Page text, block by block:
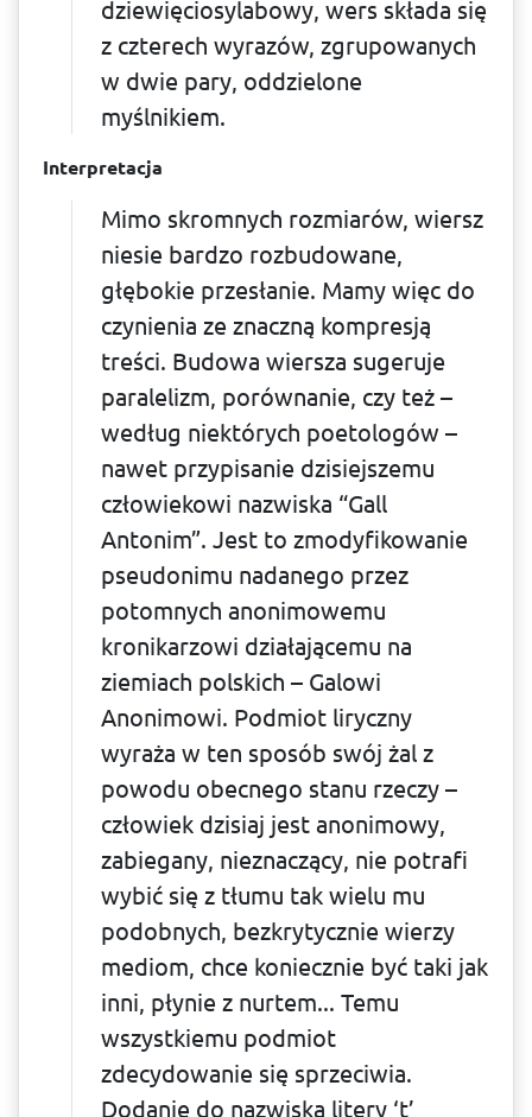
dziewięciosylabowy, wers składa się
z czterech wyrazów, zgrupowanych
w dwie pary, oddzielone
myślnikiem.
Interpretacja
Mimo skromnych rozmiarów, wiersz
niesie bardzo rozbudowane,
głębokie przesłanie. Mamy więc do
czynienia ze znaczną kompresją
treści. Budowa wiersza sugeruje
paralelizm, porównanie, czy też –
według niektórych poetologów –
nawet przypisanie dzisiejszemu
człowiekowi nazwiska “Gall
Antonim”. Jest to zmodyfi­kowanie
pseudonimu nadanego przez
potomnych anonimowemu
kronikarzowi działającemu na
ziemiach polskich – Galowi
Anonimowi. Podmiot liryczny
wyraża w ten sposób swój żal z
powodu obecnego stanu rzeczy –
człowiek dzisiaj jest anonimowy,
zabiegany, nieznaczący, nie potrafi
wybić się z tłumu tak wielu mu
podobnych, bezkrytycznie wierzy
mediom, chce koniecznie być taki jak
inni, płynie z nurtem... Temu
wszystkiemu podmiot
zdecydowanie się sprzeciwia.
Dodanie do nazwiska litery ‘t’